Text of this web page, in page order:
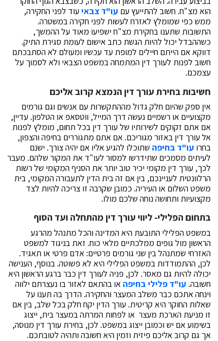
הוא מצ"ח. חשוב להתייעץ עם עו"ד צבאי עוד לפני החקירה,
ממש כפי שמומלץ לאזרח לעשות לפני חקירה במשטרה.
התשובות שתענו בחקירת מצ"ח ישפיעו מאוד על ההמשך,
כשההבדל יכול להיות הגשת כתב אישום לעומת סגירת התיק.
דווקא אם הייתם חיילים למופת עד עכשיו ומעולם לא הסתבכתם
חשוב לפנות לעורך דין המתמחה במשפט הצבאי ולא לסמוך על
עצמכם.
חשיבות בחירת עורך דין הנמצא קרוב אליכם
אין ספק שהיום חלק גדול מההתקשרות עם אנשים וגם גורמים
מקצועיים או רשמיים נעשה דרך המייל, ווטסאפ או הטלפון. עדיין,
אם אתם זקוקים לשירותיו של עורך דין בכל תחום, מומלץ לפנות
אל עורך דין באזור מגוריכם. אם אתם מתגוררים בחיפה והצפון,
בחרו עו"ד בחיפה שתוכלו להגיע אליו אם יהיה צורך. ישנם
לעיתים מסמכים שתידרשו למסור לעו"ד את המקור שלהם. מעבר
לכך, עורך דין מקומי יכיר טוב יותר את הסניף המקומי של רשות
הרלוונטית לעניינכם, בין אם זה בית הדין לתעבורה המקומי, בית
משפט השלום או העיריה. כמובן שקרבה זו צריכה להיות לצד
מקצועיות ותחושה נוחה שלכם מולו.
בתחום הפלילי- ליווי עורך דין מהתחלה ועד הסוף
במשפט הפלילי התובעת היא המדינה והכל מתנהל מהרגע
הראשון מול גופים ממלכתיים מלאי כוח. זאת בניגוד למשפט
האזרחי שמתנהל בין שני גורמים פרטיים: אדם פרטי או תאגיד.
לכן, ההתמודדות במשפט הפלילי היא לא פשוטה. בנוסף, הענישה
יכולה להיות גם מאסר. לכן, פניה לעורך דין כבר ברגע הראשון היא
חשובה. עו"ד פלילי בחיפה או בהתאם לאזור בו נעצרתם ילווה
וינחה אתכם כבר משלב המעצר והחקירה. הדרך בה תענו על
שאלות החוקר היא קריטית. עורך הדין יקח חלק בכל שלב, בין אם
זו מניעת הארכת מעצר או לפחות המרתה במעצר בית, ייצוג
בשימוע אם יש וכמובן ייצוג במשפט. לכן, בחירת עורך דין מנוסה,
אך גם קרוב אליכם פיזית וזמין היא חשובה ותהיה לטובתכם.